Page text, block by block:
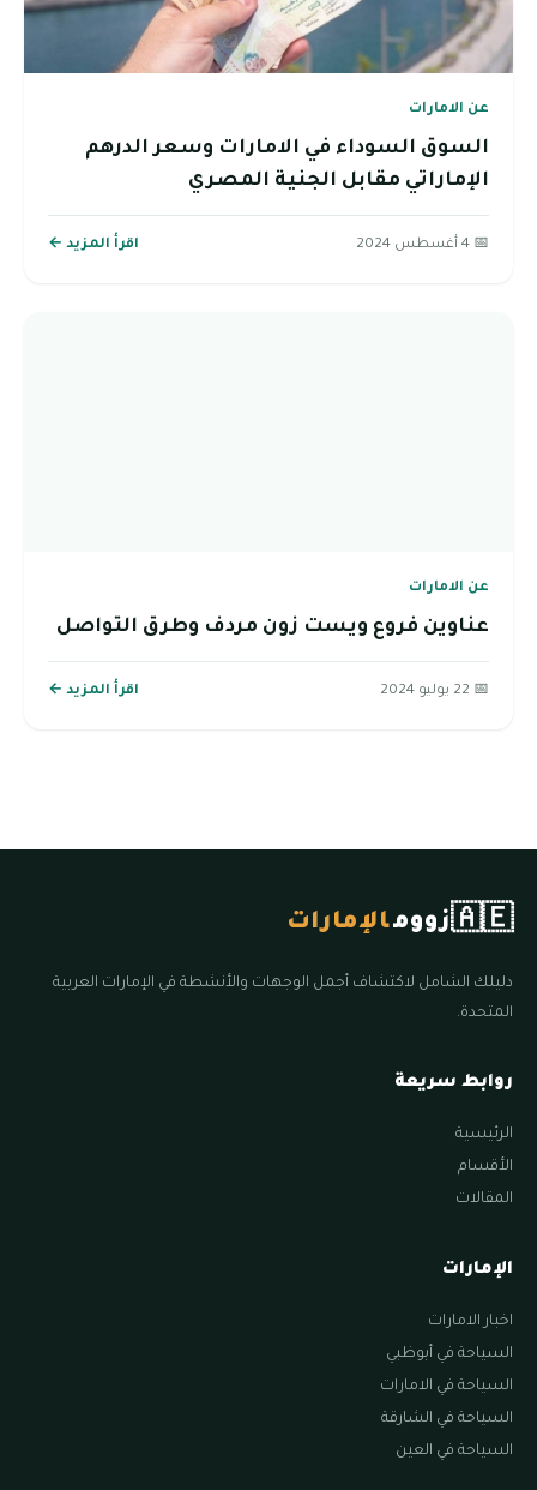
عن الامارات
السوق السوداء في الامارات وسعر الدرهم
الإماراتي مقابل الجنية المصري
📅 4 أغسطس 2024 اقرأ المزيد ←
عن الامارات
عناوين فروع ويست زون مردف وطرق التواصل
📅 22 يوليو 2024 اقرأ المزيد ←
🇦🇪زوومالإمارات
دليلك الشامل لاكتشاف أجمل الوجهات والأنشطة في الإمارات العربية
المتحدة.
روابط سريعة
الرئيسية
الأقسام
المقالات
الإمارات
اخبار الامارات
السياحة في أبوظبي
السياحة في الامارات
السياحة في الشارقة
السياحة في العين